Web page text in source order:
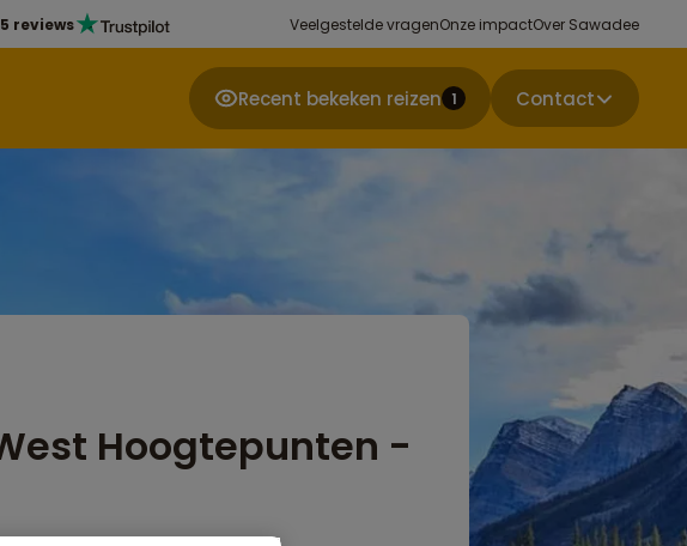
reviews Veelgestelde vragenOnze impactOver Sawadee
Recent bekeken reizen 1 Contact
Hoogtepunten -